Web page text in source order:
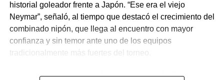
historial goleador frente a Japón. “Ese era el viejo
Neymar”, señaló, al tiempo que destacó el crecimiento del
combinado nipón, que llega al encuentro con mayor
confianza y sin temor ante uno de los equipos
tradicionalmente más fuertes del torneo.
Shiogai también cuestionó el papel actual de Brasil como